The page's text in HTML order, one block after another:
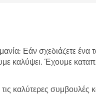
Εάν σχεδιάζετε ένα
καλύψει. Έχουμε
καλύτερες συμβουλές